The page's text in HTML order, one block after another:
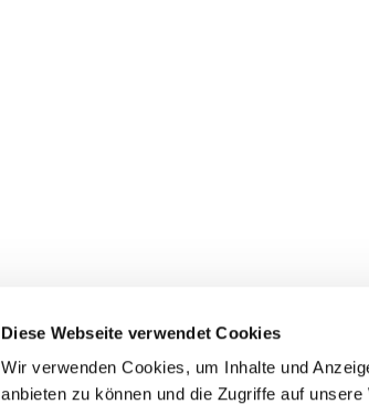
Diese Webseite verwendet Cookies
Wir verwenden Cookies, um Inhalte und
anbieten zu können und die Zugriffe auf